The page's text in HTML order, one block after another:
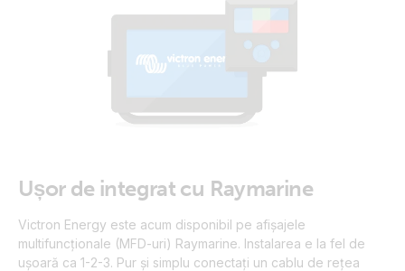
Ușor de integrat cu Raymarine
Victron Energy este acum disponibil pe afișajele
multifuncționale (MFD-uri) Raymarine. Instalarea e la fel de
ușoară ca 1-2-3. Pur și simplu conectați un cablu de rețea